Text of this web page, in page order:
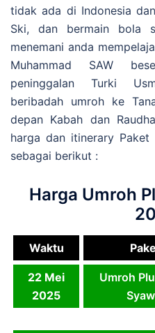
tidak ada di Indonesia
Ski, dan bermain bola
menemani anda
Muhammad SAW
peninggalan Turki
beribadah umroh ke
depan Kabah dan
harga dan itinerary Paket
sebagai berikut :
Harga Umroh
Waktu
22 Mei
2025
Umroh